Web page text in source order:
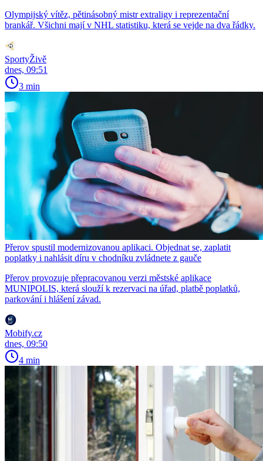
Olympijský vítěz, pětinásobný mistr extraligy i reprezentační
brankář. Všichni mají v NHL statistiku, která se vejde na dva řádky.
SportyŽivě
dnes, 09:51
3 min
Přerov spustil modernizovanou aplikaci. Objednat se, zaplatit
poplatky i nahlásit díru v chodníku zvládnete z gauče
Přerov provozuje přepracovanou verzi městské aplikace
MUNIPOLIS, která slouží k rezervaci na úřad, platbě poplatků,
parkování i hlášení závad.
Mobify.cz
dnes, 09:50
4 min